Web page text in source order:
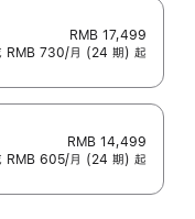
RMB 17,499
RMB 730/月 (24 期) 起
RMB 14,499
RMB 605/月 (24 期) 起